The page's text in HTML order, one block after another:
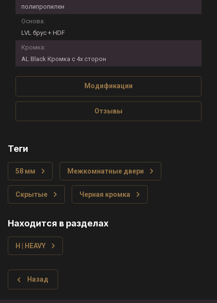
полипропилен
Основа:
LVL брус + HDF
Кромка:
AL Black Кромка с 4х сторон
Модификации
Отзывы
теги
58 мм Межкомнатные двери
Скрытые Черная кромка
Находится в разделах
H | HEAVY
Назад